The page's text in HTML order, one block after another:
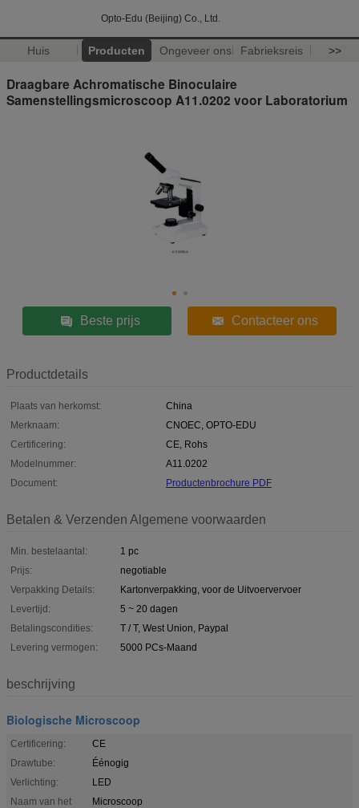
Opto-Edu (Beijing) Co., Ltd.
Huis Producten Ongeveer ons Fabrieksreis >>
Draagbare Achromatische Binoculaire
Samenstellingsmicroscoop A11.0202 voor Laboratorium
Beste prijs Contacteer ons
Productdetails
Plaats van herkomst:
China
Merknaam:
CNOEC, OPTO-EDU
Certificering:
CE, Rohs
Modelnummer:
A11.0202
Document:
Productenbrochure PDF
Betalen & Verzenden Algemene voorwaarden
Min. bestelaantal:
1 pc
Prijs:
negotiable
Verpakking Details:
Kartonverpakking, voor de Uitvoervervoer
Levertijd:
5 ~ 20 dagen
Betalingscondities:
T / T, West Union, Paypal
Levering vermogen:
5000 PCs-Maand
beschrijving
Biologische Microscoop
Certificering:
CE
Drawtube:
Éénogig
Verlichting:
LED
Naam van het
Microscoop